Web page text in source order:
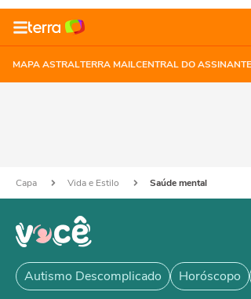
MAPA ASTRALTERRA MAILCENTRAL DO ASSINANTE
Capa Vida e Estilo Saúde mental
Autismo Descomplicado Horóscopo